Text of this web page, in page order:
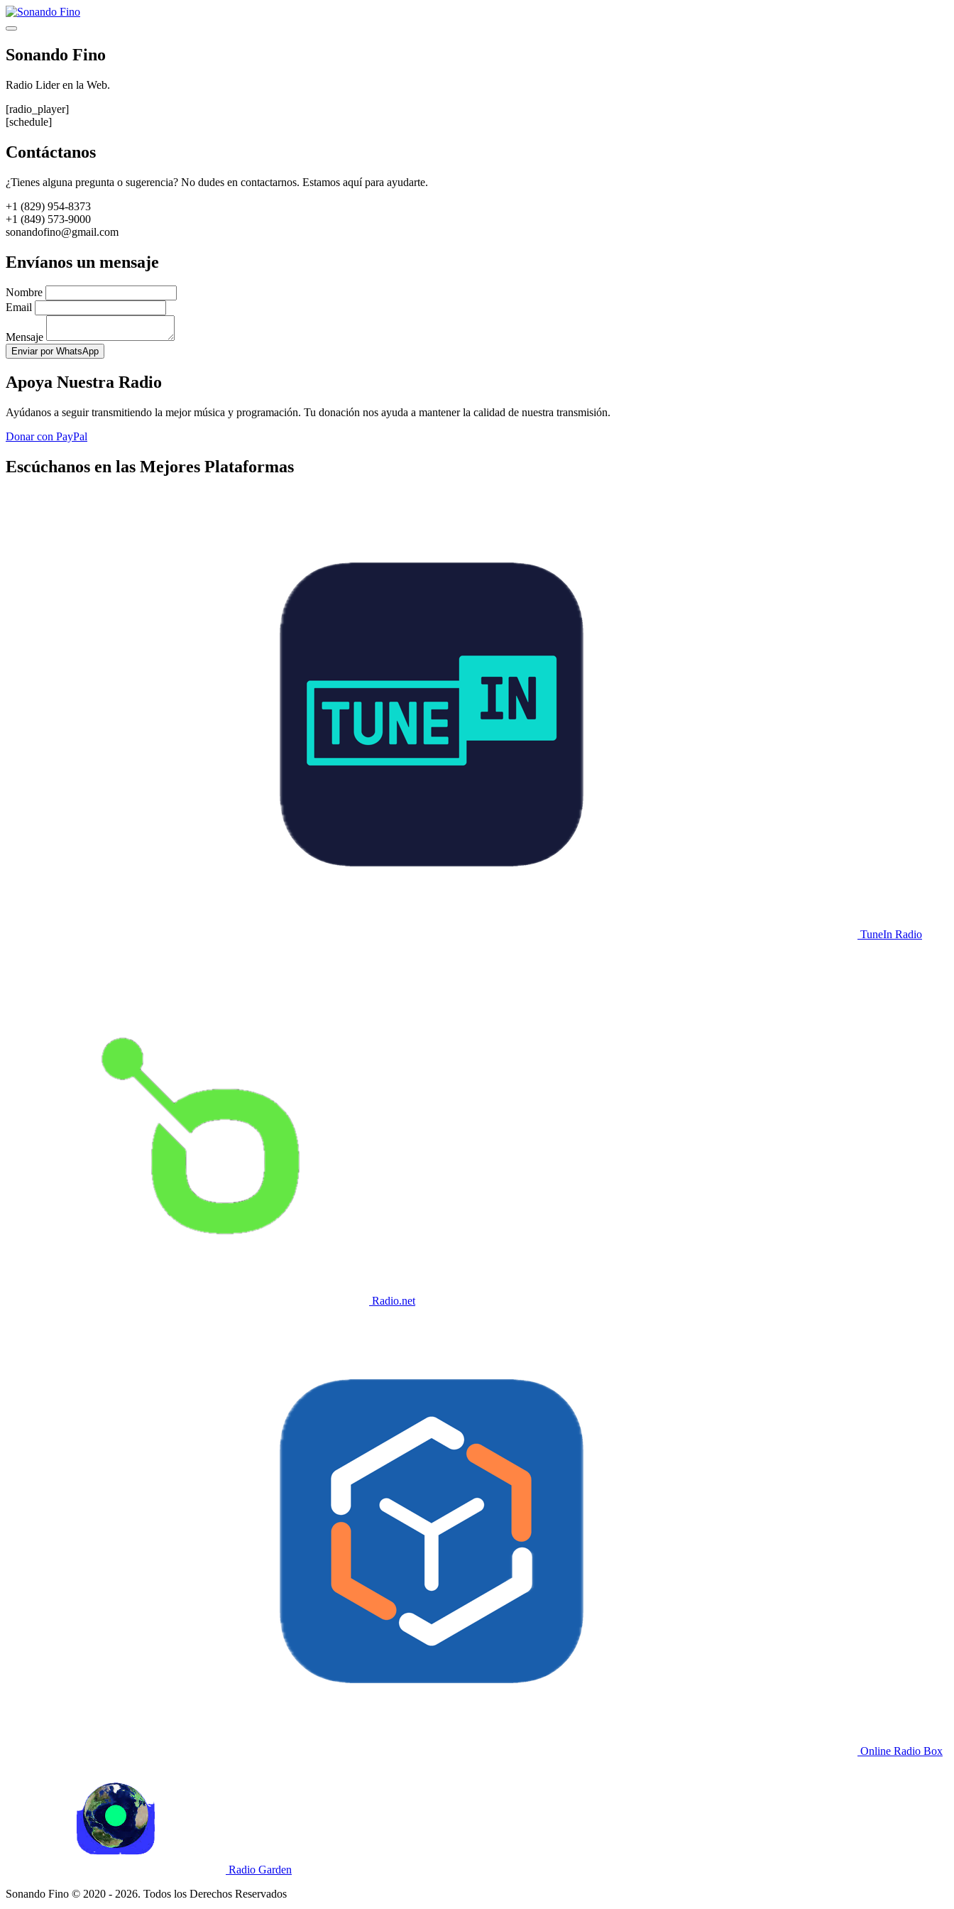
Saltar
al
Menú
Sonando Fino
Radio Lider en la Web.
[radio_player]
[schedule]
Contáctanos
¿Tienes alguna pregunta o sugerencia? No dudes en contactarnos. Estamos aquí para ayudarte.
+1 (829) 954-8373
+1 (849) 573-9000
sonandofino@gmail.com
Envíanos un mensaje
Nombre
Email
Mensaje
Enviar por WhatsApp
Apoya Nuestra Radio
Ayúdanos a seguir transmitiendo la mejor música y programación. Tu donación nos ayuda a mantener la calidad de nuestra transmisión.
Donar con PayPal
Escúchanos en las Mejores Plataformas
TuneIn Radio
Radio.net
Online Radio Box
Radio Garden
Sonando Fino © 2020 - 2026. Todos los Derechos Reservados